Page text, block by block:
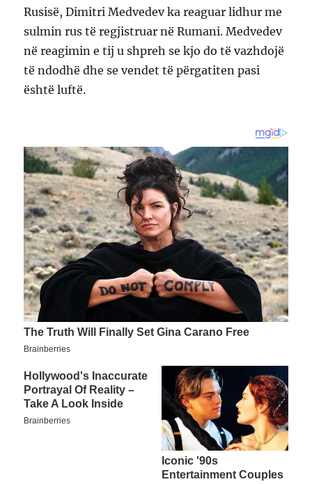
Rusisë, Dimitri Medvedev ka reaguar lidhur me
sulmin rus të regjistruar në Rumani. Medvedev
në reagimin e tij u shpreh se kjo do të vazhdojë
të ndodhë dhe se vendet të përgatiten pasi
është luftë.